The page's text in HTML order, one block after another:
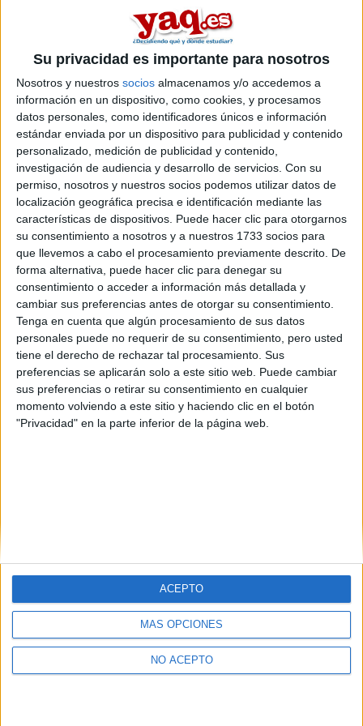
Su privacidad es importante para nosotros
Nosotros y nuestros socios almacenamos y/o accedemos a
información en un dispositivo, como cookies, y procesamos
datos personales, como identificadores únicos e información
estándar enviada por un dispositivo para publicidad y contenido
personalizado, medición de publicidad y contenido,
investigación de audiencia y desarrollo de servicios. Con su
permiso, nosotros y nuestros socios podemos utilizar datos de
localización geográfica precisa e identificación mediante las
características de dispositivos. Puede hacer clic para otorgarnos
su consentimiento a nosotros y a nuestros 1733 socios para
que llevemos a cabo el procesamiento previamente descrito. De
forma alternativa, puede hacer clic para denegar su
consentimiento o acceder a información más detallada y
cambiar sus preferencias antes de otorgar su consentimiento.
Tenga en cuenta que algún procesamiento de sus datos
personales puede no requerir de su consentimiento, pero usted
tiene el derecho de rechazar tal procesamiento. Sus
preferencias se aplicarán solo a este sitio web. Puede cambiar
sus preferencias o retirar su consentimiento en cualquier
momento volviendo a este sitio y haciendo clic en el botón
"Privacidad" en la parte inferior de la página web.
MÁS OPCIONES
NO ACEPTO
ACEPTO
Contactar
Avenida de la Universidad, 1
28691 Villanueva de la Cañada
Madrid
Tel:918 109 200
Fax:918 109 102
Web: http://www.uax.es
Mapa
+
−
Quiénes somos|Contactar|Anúnciate
Politica de privacidad|Condiciones generales
de cookies
Compás Mediterráneo S.L.
Madrid [ESPAÑA] - Tel. +34 91 593 2767